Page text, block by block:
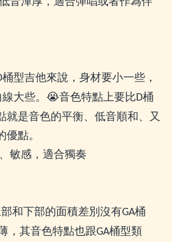
桶型吉他來說，身材要小一些，
大些。 😭音色特點上要比D桶
就是音色的平衡、低音順和、又
點。
敏感，適合獨奏
和下部的面積差別沒有GA桶
，其音色特點也跟GA桶型類